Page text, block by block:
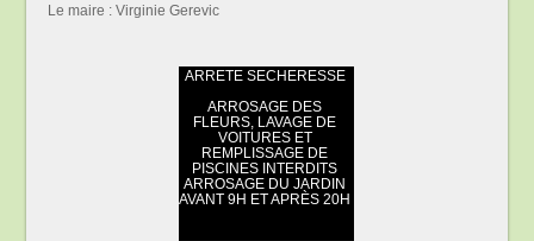
Le maire : Virginie Gerevic